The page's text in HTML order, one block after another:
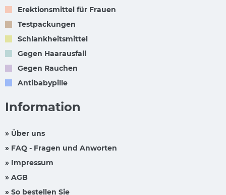
Erektionsmittel für Frauen
Testpackungen
Schlankheitsmittel
Gegen Haarausfall
Gegen Rauchen
Antibabypille
Information
» Über uns
» FAQ - Fragen und Anworten
» Impressum
» AGB
» So bestellen Sie